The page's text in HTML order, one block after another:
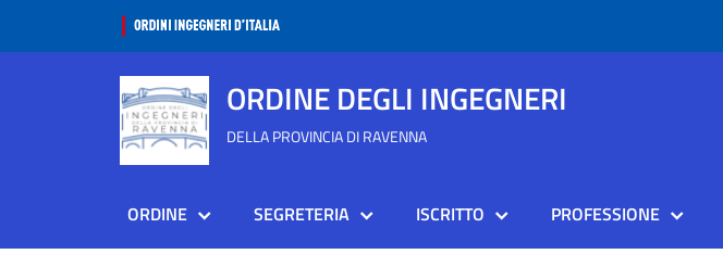
ORDINE DEGLI INGEGNERI
DELLA PROVINCIA DI RAVENNA
ORDINE SEGRETERIA ISCRITTO PROFESSIONE